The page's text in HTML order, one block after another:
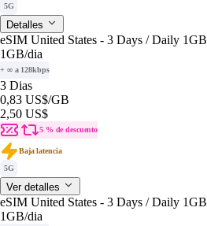
5G
Detalles
eSIM United States - 3 Days / Daily 1GB
1GB/dia
+ ∞ a 128kbps
3 Dias
0,83 US$/GB
2,50 US$
5 % de descuento
Baja latencia
5G
Ver detalles
eSIM United States - 3 Days / Daily 1GB
1GB/dia